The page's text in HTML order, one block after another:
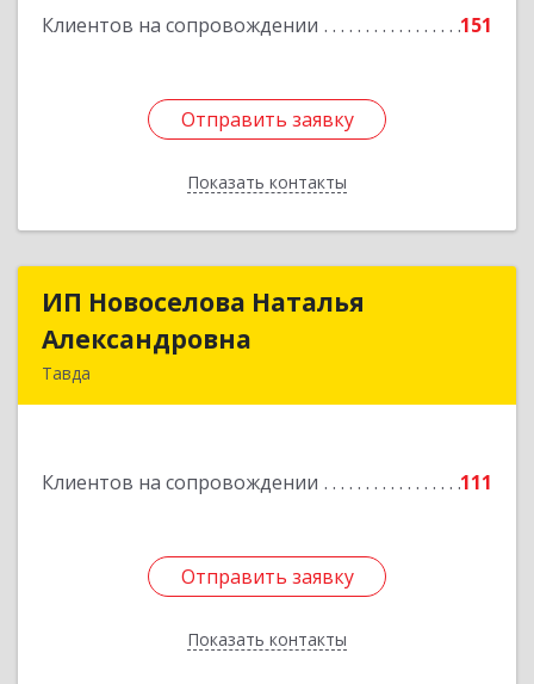
Клиентов на сопровождении 151
Отправить заявку
Показать контакты
Отправить заявку
Назад
ИП Новоселова Наталья
Александровна
Тавда
Клиентов на сопровождении 111
Отправить заявку
Показать контакты
ИП Новоселова Наталья
Подробнее
Отправить заявку
Назад